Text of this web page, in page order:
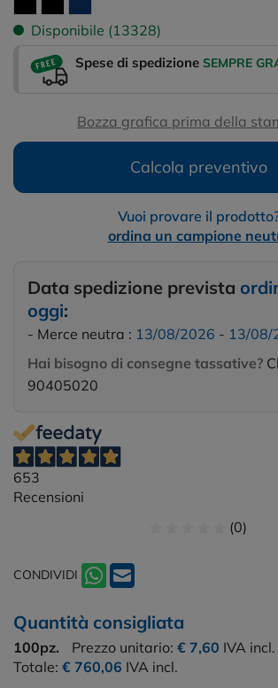
Disponibile (13328)
Spese di spedizione SEMPRE
Bozza grafica prima della
Calcola preventivo
Vuoi provare il
ordina un campione
Data spedizione prevista
oggi:
- Merce neutra : 13/08/2026 - 13/08/
Hai bisogno di consegne tassative?
90405020
653
Recensioni
(0)
CONDIVIDI
Quantità consigliata
100pz. Prezzo unitario: € 7,60 IVA incl.
Totale: € 760,06 IVA incl.